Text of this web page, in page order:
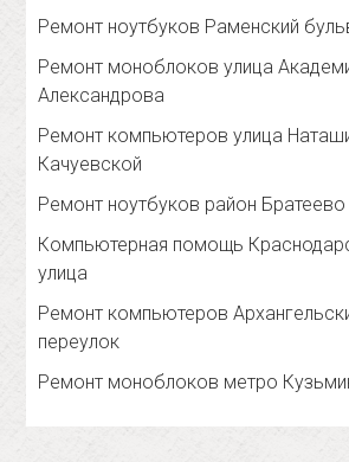
Ремонт ноутбуков Раменский
Ремонт моноблоков улица
Александрова
Ремонт компьютеров улица
Качуевской
Ремонт ноутбуков район Братеево
Компьютерная помощь
улица
Ремонт компьютеров
переулок
Ремонт моноблоков метро